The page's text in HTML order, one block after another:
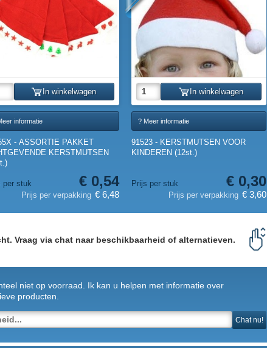
In winkelwagen
informatie
- ASSORTIE PAKKET
KERSTMUTSEN
per stuk € 0,54
Prijs per verpakking € 6,48
In winkelwagen
? Meer informatie
91523 - KERSTMUTSEN VOOR
KINDEREN (12st.)
Prijs per stuk € 0,30
Prijs per verpakking € 3,60
Vraag via chat naar beschikbaarheid of alternatieven.
niet op voorraad. Ik kan u helpen met informatie over
producten.
Chat nu!